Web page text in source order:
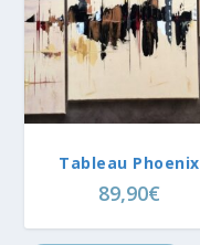
Tableau Phoenix
89,90€